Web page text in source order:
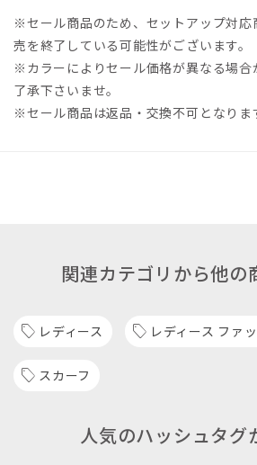
※セール商品のため、セットアップ対応
売を終了している可能性がございます。
※カラーによりセール価格が異なる場合
了承下さいませ。
※セール商品は返品・交換不可となりま
関連カテゴリから他の
レディース レディース ファ
スカーフ
人気のハッシュタグ